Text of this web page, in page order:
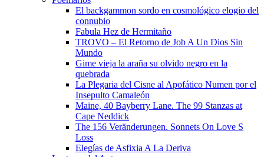
El backgammon sordo en cosmológico elogio del
connubio
Fabula Hez de Hermitaño
TROVO – El Retorno de Job A Un Dios Sin
Mundo
Gime vieja la araña su olvido negro en la
quebrada
La Plegaria del Cisne al Apofático Numen por el
Insepulto Camaleón
Maine, 40 Bayberry Lane. The 99 Stanzas at
Cape Neddick
The 156 Veränderungen. Sonnets On Love S
Loss
Elegías de Asfixia A La Deriva